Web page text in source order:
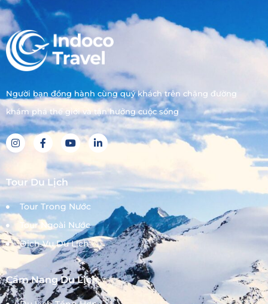
Người bạn đồng hành cùng quý khách trên chặng đường
khám phá thế giới và tận hưởng cuộc sống
Tour Du Lịch
Tour Trong Nước
Tour Ngoài Nước
Dịch Vụ Du Lịch
Cẩm Nang Du Lịch